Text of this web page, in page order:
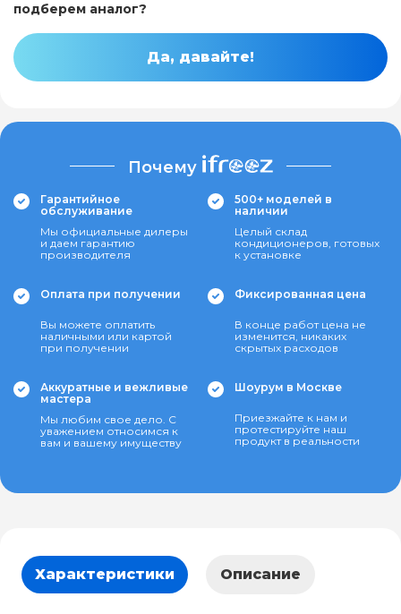
подберем аналог?
Да, давайте!
Почему
Гарантийное
обслуживание
Мы официальные дилеры
и даем гарантию
производителя
500+ моделей в
наличии
Целый склад
кондиционеров, готовых
к установке
Оплата при получении
Вы можете оплатить
наличными или картой
при получении
Фиксированная цена
В конце работ цена не
изменится, никаких
скрытых расходов
Аккуратные и вежливые
мастера
Мы любим свое дело. С
уважением относимся к
вам и вашему имуществу
Шоурум в Москве
Приезжайте к нам и
протестируйте наш
продукт в реальности
Характеристики Описание